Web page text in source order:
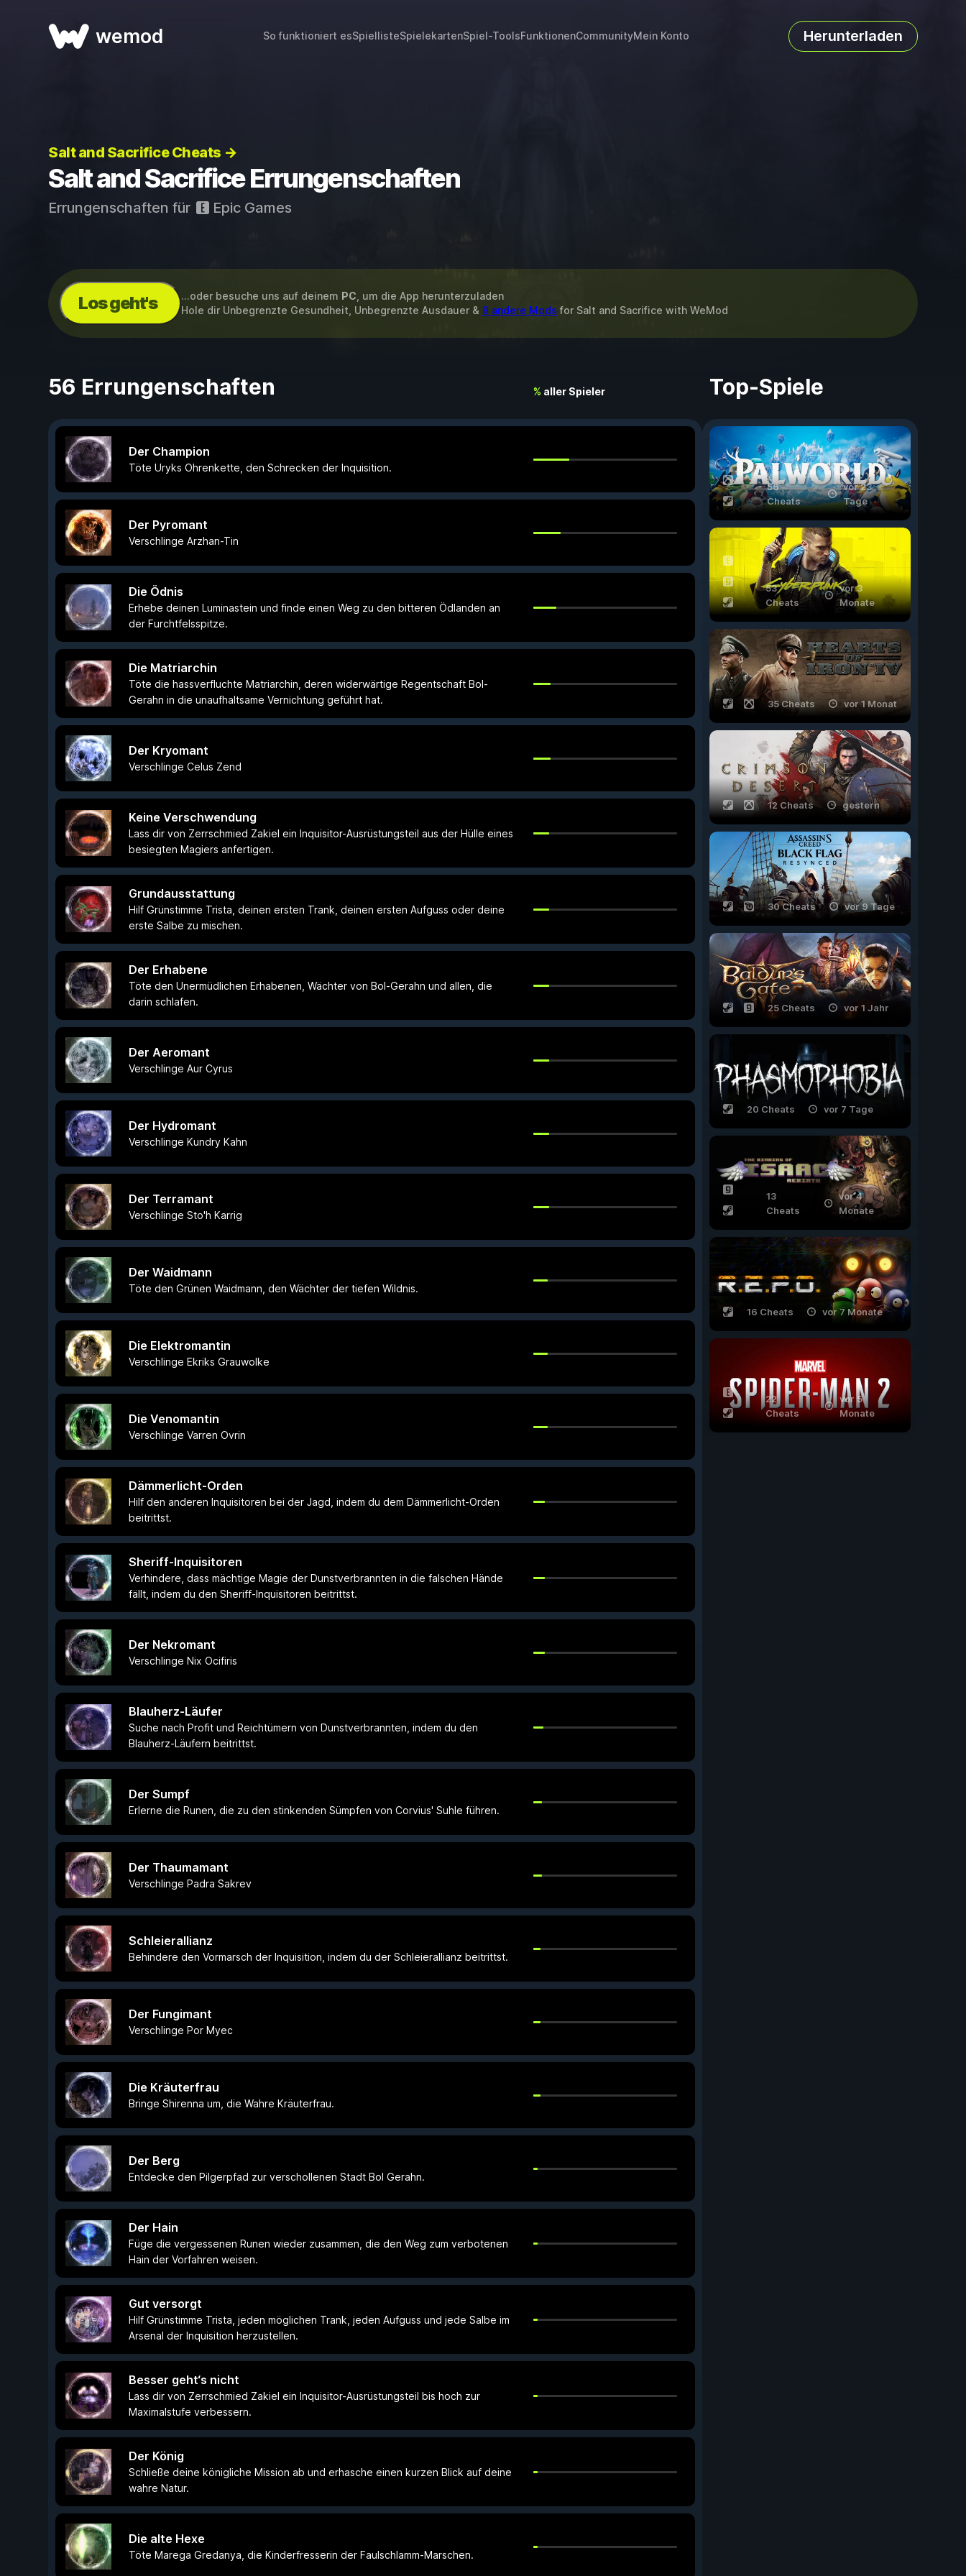
wemod So funktioniert esSpiellisteSpielekartenSpiel-ToolsFunktionenCommunityMein Konto Herunterladen
Salt and Sacrifice Cheats →
Salt and Sacrifice Errungenschaften
Errungenschaften für Epic Games
Los geht's ...oder besuche uns auf deinem PC , um die App herunterzuladen
Hole dir Unbegrenzte Gesundheit, Unbegrenzte Ausdauer & 8 andere Mods for Salt and Sacrifice with WeMod
56 Errungenschaften % aller Spieler
Der Champion
Töte Uryks Ohrenkette, den Schrecken der Inquisition.
Der Pyromant
Verschlinge Arzhan-Tin
Die Ödnis
Erhebe deinen Luminastein und finde einen Weg zu den bitteren Ödlanden an
der Furchtfelsspitze.
Die Matriarchin
Töte die hassverfluchte Matriarchin, deren widerwärtige Regentschaft Bol-
Gerahn in die unaufhaltsame Vernichtung geführt hat.
Der Kryomant
Verschlinge Celus Zend
Keine Verschwendung
Lass dir von Zerrschmied Zakiel ein Inquisitor-Ausrüstungsteil aus der Hülle eines
besiegten Magiers anfertigen.
Grundausstattung
Hilf Grünstimme Trista, deinen ersten Trank, deinen ersten Aufguss oder deine
erste Salbe zu mischen.
Der Erhabene
Töte den Unermüdlichen Erhabenen, Wächter von Bol-Gerahn und allen, die
darin schlafen.
Der Aeromant
Verschlinge Aur Cyrus
Der Hydromant
Verschlinge Kundry Kahn
Der Terramant
Verschlinge Sto'h Karrig
Der Waidmann
Töte den Grünen Waidmann, den Wächter der tiefen Wildnis.
Die Elektromantin
Verschlinge Ekriks Grauwolke
Die Venomantin
Verschlinge Varren Ovrin
Dämmerlicht-Orden
Hilf den anderen Inquisitoren bei der Jagd, indem du dem Dämmerlicht-Orden
beitrittst.
Sheriff-Inquisitoren
Verhindere, dass mächtige Magie der Dunstverbrannten in die falschen Hände
fällt, indem du den Sheriff-Inquisitoren beitrittst.
Der Nekromant
Verschlinge Nix Ocifiris
Blauherz-Läufer
Suche nach Profit und Reichtümern von Dunstverbrannten, indem du den
Blauherz-Läufern beitrittst.
Der Sumpf
Erlerne die Runen, die zu den stinkenden Sümpfen von Corvius' Suhle führen.
Der Thaumamant
Verschlinge Padra Sakrev
Schleierallianz
Behindere den Vormarsch der Inquisition, indem du der Schleierallianz beitrittst.
Der Fungimant
Verschlinge Por Myec
Die Kräuterfrau
Bringe Shirenna um, die Wahre Kräuterfrau.
Der Berg
Entdecke den Pilgerpfad zur verschollenen Stadt Bol Gerahn.
Der Hain
Füge die vergessenen Runen wieder zusammen, die den Weg zum verbotenen
Hain der Vorfahren weisen.
Gut versorgt
Hilf Grünstimme Trista, jeden möglichen Trank, jeden Aufguss und jede Salbe im
Arsenal der Inquisition herzustellen.
Besser geht‘s nicht
Lass dir von Zerrschmied Zakiel ein Inquisitor-Ausrüstungsteil bis hoch zur
Maximalstufe verbessern.
Der König
Schließe deine königliche Mission ab und erhasche einen kurzen Blick auf deine
wahre Natur.
Die alte Hexe
Töte Marega Gredanya, die Kinderfresserin der Faulschlamm-Marschen.
Top-Spiele
56
Cheats
vor 23
Tage
53
Cheats
vor 3
Monate
35 Cheats vor 1 Monat
12 Cheats gestern
30 Cheats vor 9 Tage
25 Cheats vor 1 Jahr
20 Cheats vor 7 Tage
13
Cheats
vor 4
Monate
16 Cheats vor 7 Monate
22
Cheats
vor 5
Monate